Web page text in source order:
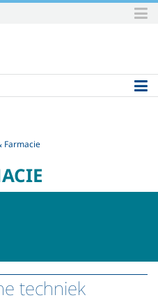
Farmacie
techniek